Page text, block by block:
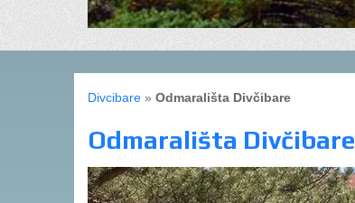
Divcibare » Odmarališta Divčibare
Odmarališta Divčibare